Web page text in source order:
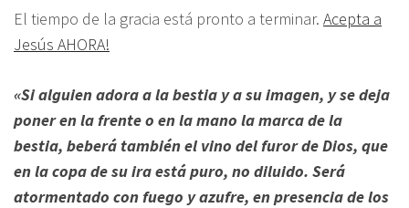
El tiempo de la gracia está pronto a terminar. Acepta a
Jesús AHORA!
«Si alguien adora a la bestia y a su imagen, y se deja
poner en la frente o en la mano la marca de la
bestia, beberá también el vino del furor de Dios, que
en la copa de su ira está puro, no diluido. Será
atormentado con fuego y azufre, en presencia de los